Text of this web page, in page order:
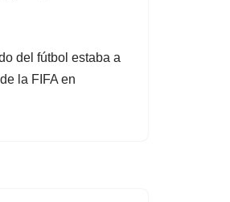
del fútbol estaba a
la FIFA en